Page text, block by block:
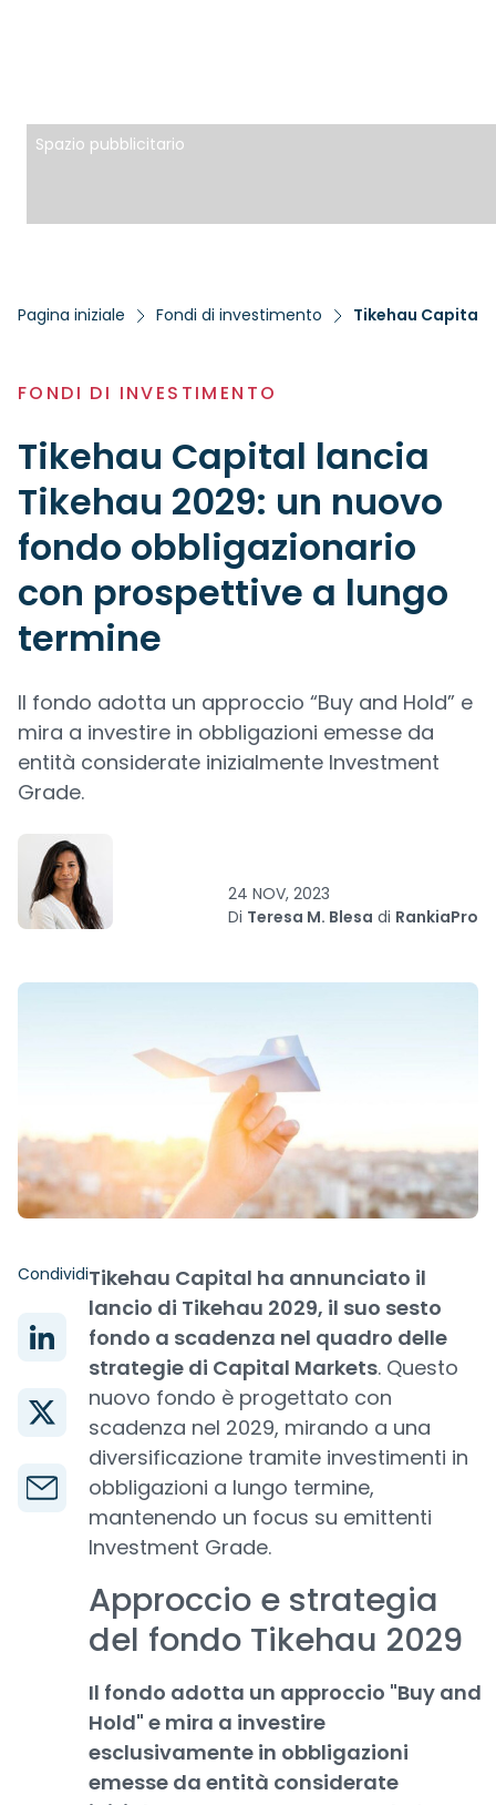
Spazio pubblicitario
Pagina iniziale Fondi di investimento
FONDI DI INVESTIMENTO
Tikehau Capital lancia
Tikehau 2029: un nuovo
fondo obbligazionario
con prospettive a lungo
termine
Il fondo adotta un approccio “Buy and Hold” e
mira a investire in obbligazioni emesse da
entità considerate inizialmente Investment
Grade.
24 NOV, 2023
Di Teresa M. Blesa di RankiaPro
CondividiTikehau Capital ha annunciato il
lancio di Tikehau 2029, il suo sesto
fondo a scadenza nel quadro delle
strategie di Capital Markets. Questo
nuovo fondo è progettato con
scadenza nel 2029, mirando a una
diversificazione tramite investimenti in
obbligazioni a lungo termine,
mantenendo un focus su emittenti
Investment Grade.
Approccio e strategia
del fondo Tikehau 2029
Il fondo adotta un approccio "Buy and
Hold" e mira a investire
esclusivamente in obbligazioni
emesse da entità considerate